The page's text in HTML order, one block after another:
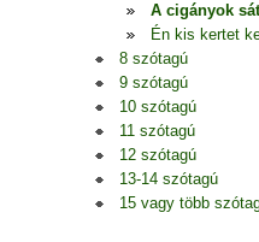
A cigányok
Én kis kertet
8 szótagú
9 szótagú
10 szótagú
11 szótagú
12 szótagú
13-14 szótagú
15 vagy több